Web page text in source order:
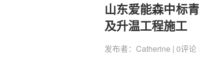
山东爱能森中标
及升温工程施工
发布者：Catherine | 0评